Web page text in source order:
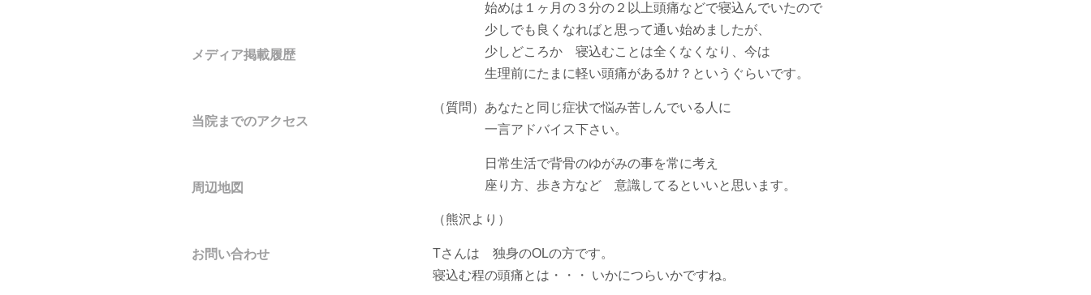
始めは１ヶ月の３分の２以上頭痛などで寝込んでいたので
少しでも良くなればと思って通い始めましたが、
少しどころか 寝込むことは全くなくなり、今は
生理前にたまに軽い頭痛があるｶﾅ？というぐらいです。
（質問）あなたと同じ症状で悩み苦しんでいる人に
一言アドバイス下さい。
日常生活で背骨のゆがみの事を常に考え
座り方、歩き方など 意識してるといいと思います。
（熊沢より）
Tさんは 独身のOLの方です。
寝込む程の頭痛とは・・・ いかにつらいかですね。
メディア掲載履歴
当院までのアクセス
周辺地図
お問い合わせ